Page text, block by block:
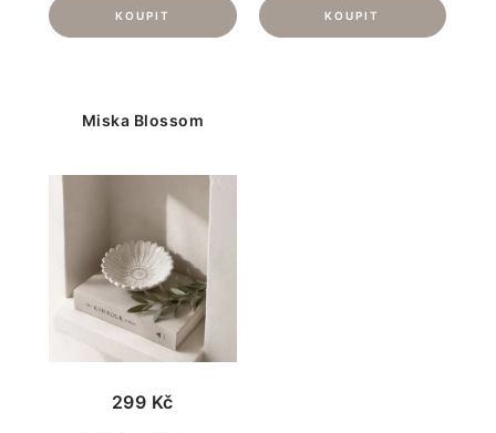
Miska Blossom
299 Kč